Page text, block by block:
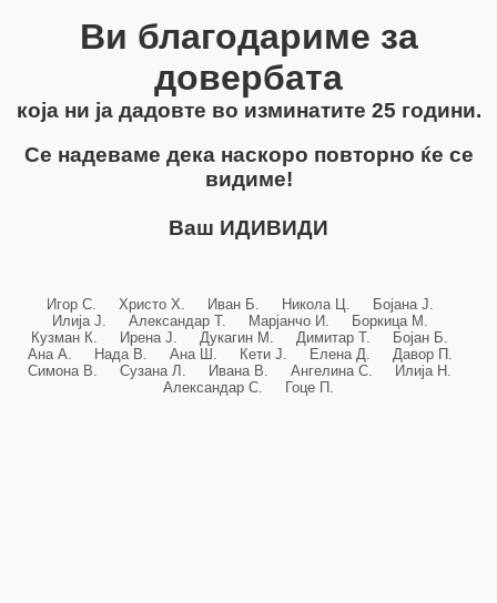
Ви благодариме за
довербата
која ни ја дадовте во изминатите 25 години.
Се надеваме дека наскоро повторно ќе се
видиме!
Ваш ИДИВИДИ
Игор С. Христо Х. Иван Б. Никола Ц. Бојана Ј.
Илија Ј. Александар Т. Марјанчо И. Боркица М.
Кузман К. Ирена Ј. Дукагин М. Димитар Т. Бојан Б.
Ана А. Нада В. Ана Ш. Кети Ј. Елена Д. Давор П.
Симона В. Сузана Л. Ивана В. Ангелина С. Илија Н.
Александар С. Гоце П.